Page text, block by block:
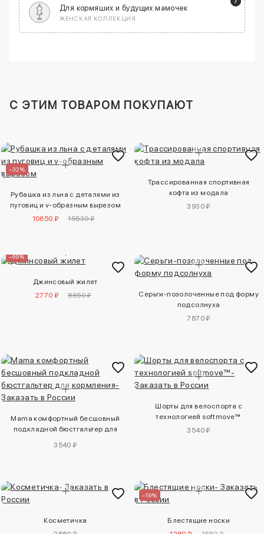
Для кормяших и будущих мамочек
ЖЕНСКАЯ КОЛЛЕКЦИЯ
C ЭТИМ ТОВАРОМ ПОКУПАЮТ
–32%
Рубашка из льна с деталями из
пуговиц и v-образным вырезом
10650 ₽
15530 ₽
Трассированная спортивная
кофта из модала
3930 ₽
–69%
Джинсовый жилет
2770 ₽
8850 ₽
Серьги-позолоченные под форму
подсолнуха
7870 ₽
Mama комфортный бесшовный
подкладной бюстгальтер для
3540 ₽
Шорты для велоспорта с
технологией softmove™
3540 ₽
Косметичка
–19%
Блестящие носки